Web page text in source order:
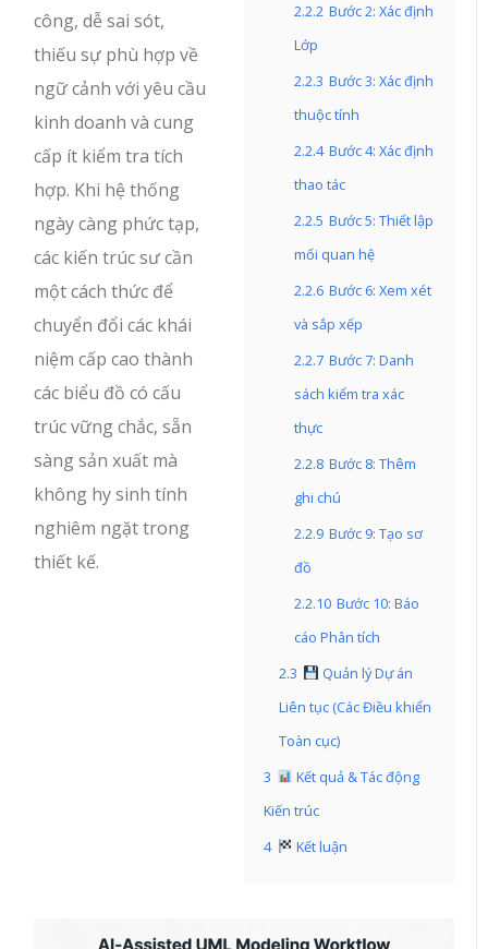
2.2.2 Bước 2: Xác định
Lớp
2.2.3 Bước 3: Xác định
thuộc tính
2.2.4 Bước 4: Xác định
thao tác
2.2.5 Bước 5: Thiết lập
mối quan hệ
2.2.6 Bước 6: Xem xét
và sắp xếp
2.2.7 Bước 7: Danh
sách kiểm tra xác
thực
2.2.8 Bước 8: Thêm
ghi chú
2.2.9 Bước 9: Tạo sơ
đồ
2.2.10 Bước 10: Báo
cáo Phân tích
2.3
Quản lý Dự án
Liên tục (Các Điều khiển
Toàn cục)
3
Kết quả & Tác động
Kiến trúc
4
Kết luận
công, dễ sai sót,
thiếu sự phù hợp về
ngữ cảnh với yêu cầu
kinh doanh và cung
cấp ít kiểm tra tích
hợp. Khi hệ thống
ngày càng phức tạp,
các kiến trúc sư cần
một cách thức để
chuyển đổi các khái
niệm cấp cao thành
các biểu đồ có cấu
trúc vững chắc, sẵn
sàng sản xuất mà
không hy sinh tính
nghiêm ngặt trong
thiết kế.